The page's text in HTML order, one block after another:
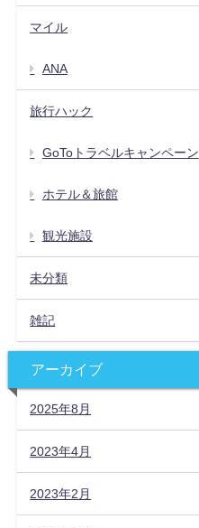
マイル
ANA
旅行ハック
GoToトラベルキャンペーン
ホテル＆旅館
観光施設
未分類
雑記
アーカイブ
2025年8月
2023年4月
2023年2月